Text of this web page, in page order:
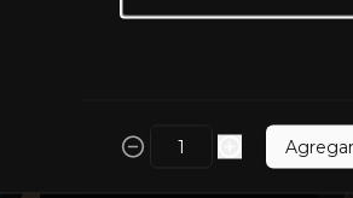
7 cortes de atún Agregar